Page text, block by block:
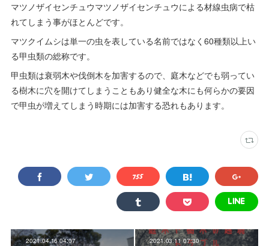
マツノザイセンチュウマツノザイセンチュウによる材線虫病で枯
れてしまう事がほとんどです。
マツクイムシは単一の虫を表している名前ではなく60種類以上い
る甲虫類の総称です。
甲虫類は衰弱木や伐倒木を加害するので、庭木などでも弱ってい
る樹木に穴を開けてしまうこともあり健全な木にも何らかの要因
で甲虫が増えてしまう時期には加害する恐れもあります。
2021.04.16 04:07 2021.03.11 07:30